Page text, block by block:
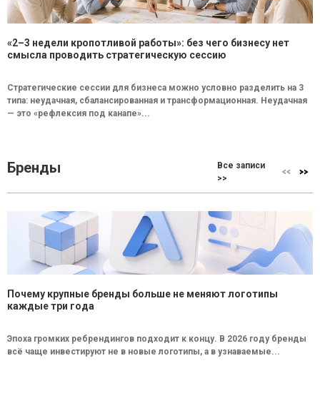
«2–3 недели кропотливой работы»: без чего бизнесу нет
смысла проводить стратегическую сессию
Стратегические сессии для бизнеса можно условно разделить на 3
типа: неудачная, сбалансированная и трансформационная. Неудачная
— это «рефлексия под канапе»...
Бренды
Все записи
>>
Почему крупные бренды больше не меняют логотипы
каждые три года
Эпоха громких ребрендингов подходит к концу. В 2026 году бренды
всё чаще инвестируют не в новые логотипы, а в узнаваемые...